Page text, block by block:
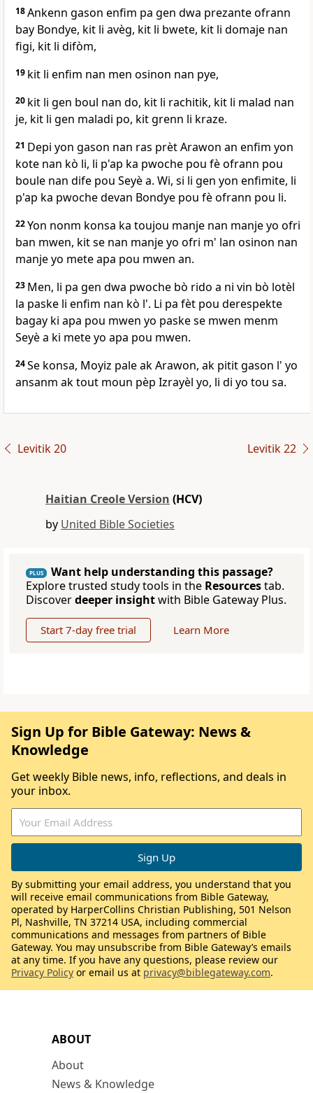
18Ankenn gason enfim pa gen dwa prezante ofrann
bay Bondye, kit li avèg, kit li bwete, kit li domaje nan
figi, kit li difòm,
19 kit li enfim nan men osinon nan pye,
20 kit li gen boul nan do, kit li rachitik, kit li malad nan
je, kit li gen maladi po, kit grenn li kraze.
21 Depi yon gason nan ras prèt Arawon an enfim yon
kote nan kò li, li p'ap ka pwoche pou fè ofrann pou
boule nan dife pou Seyè a. Wi, si li gen yon enfimite, li
p'ap ka pwoche devan Bondye pou fè ofrann pou li.
22Yon nonm konsa ka toujou manje nan manje yo ofri
ban mwen, kit se nan manje yo ofri m' lan osinon nan
manje yo mete apa pou mwen an.
23 Men, li pa gen dwa pwoche bò rido a ni vin bò lotèl
la paske li enfim nan kò l'. Li pa fèt pou derespekte
bagay ki apa pou mwen yo paske se mwen menm
Seyè a ki mete yo apa pou mwen.
24Se konsa, Moyiz pale ak Arawon, ak pitit gason l' yo
ansanm ak tout moun pèp Izrayèl yo, li di yo tou sa.
Levitik 20 Levitik 22
Haitian Creole Version (HCV)
by United Bible Societies
PLUS
Want help understanding this passage?
Explore trusted study tools in the Resourcestab.
Discoverdeeper insightwith Bible Gateway Plus.
Start 7-day free trial Learn More
ABOUT
About
News & Knowledge
Sign Up for Bible Gateway: News &
Knowledge
Get weekly Bible news, info, reflections, and deals in
your inbox.
By submitting your email address, you understand that you
will receive email communications from Bible Gateway,
operated by HarperCollins Christian Publishing, 501 Nelson
Pl, Nashville, TN 37214 USA, including commercial
communications and messages from partners of Bible
Gateway. You may unsubscribe from Bible Gateway’s emails
at any time. If you have any questions, please review our
Privacy Policy or email us at privacy@biblegateway.com.